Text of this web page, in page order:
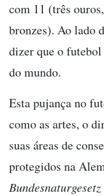
com 11 (três
bronzes). Ao lado
dizer que o
do mundo.
Esta pujança no
como as artes, o
suas áreas de
protegidos na
Bundesnaturgesetz